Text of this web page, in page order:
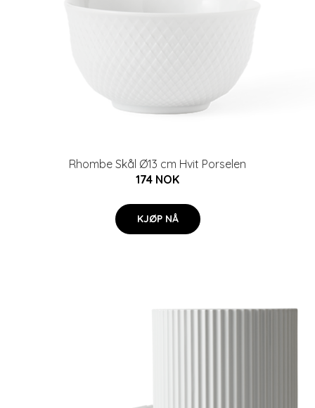
Rhombe Skål Ø13 cm Hvit Porselen
174 NOK
KJØP NÅ